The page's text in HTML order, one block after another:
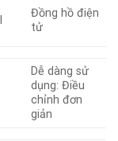
Đồng hồ điện
tử
Dễ dàng sử
dụng: Điều
chỉnh đơn
giản